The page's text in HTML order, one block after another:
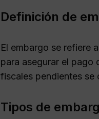
Definición de
El embargo se refiere
para asegurar el pago
fiscales pendientes se
Tipos de